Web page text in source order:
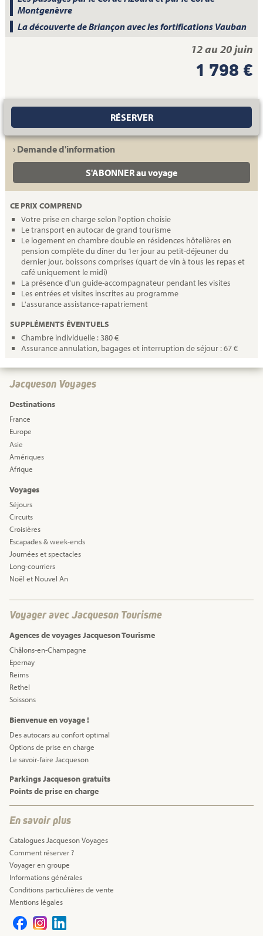
Montgenèvre
La découverte de Briançon avec les fortifications Vauban
12 au 20 juin
1 798 €
RÉSERVER
› Demande d'information
S'ABONNER au voyage
CE PRIX COMPREND
Votre prise en charge selon l'option choisie
Le transport en autocar de grand tourisme
Le logement en chambre double en résidences hôtelières en
pension complète du dîner du 1er jour au petit-déjeuner du
dernier jour, boissons comprises (quart de vin à tous les repas et
café uniquement le midi)
La présence d'un guide-accompagnateur pendant les visites
Les entrées et visites inscrites au programme
L'assurance assistance-rapatriement
SUPPLÉMENTS ÉVENTUELS
Chambre individuelle : 380 €
Assurance annulation, bagages et interruption de séjour : 67 €
Jacqueson Voyages
Destinations
France
Europe
Asie
Amériques
Afrique
Voyages
Séjours
Circuits
Croisières
Escapades & week-ends
Journées et spectacles
Long-courriers
Noël et Nouvel An
Voyager avec Jacqueson Tourisme
Agences de voyages Jacqueson Tourisme
Châlons-en-Champagne
Epernay
Reims
Rethel
Soissons
Bienvenue en voyage !
Des autocars au confort optimal
Options de prise en charge
Le savoir-faire Jacqueson
Parkings Jacqueson gratuits
Points de prise en charge
En savoir plus
Catalogues Jacqueson Voyages
Comment réserver ?
Voyager en groupe
Informations générales
Conditions particulières de vente
Mentions légales